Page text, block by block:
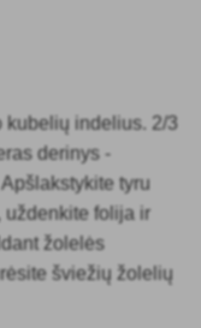
kubelių indelius. 2/3
derinys -
tyru
uždenkite folija ir
žolelės
šviežių žolelių